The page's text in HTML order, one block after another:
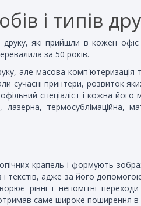
і типів
які прийшли в кожен
за 50 років.
але масова комп'ютеризація
сучасні принтери, розвиток
спеціаліст і кожна
термосублімаційна,
крапель і формують
адже за його
рівні і непомітні
саме широке поширення в